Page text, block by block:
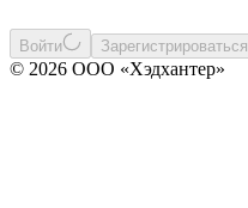
Войти Зарегистрироваться
© 2026 ООО «Хэдхантер»